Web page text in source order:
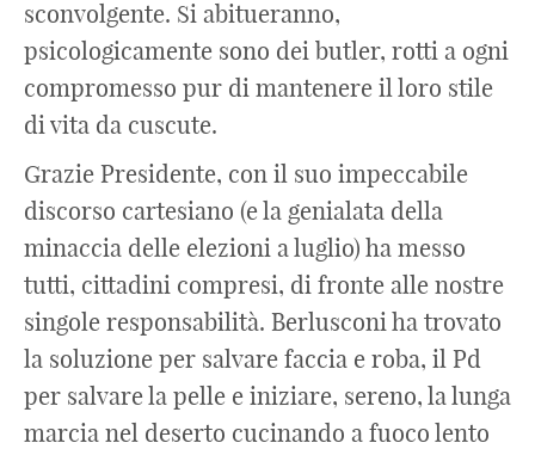
sconvolgente. Si abitueranno,
psicologicamente sono dei butler, rotti a ogni
compromesso pur di mantenere il loro stile
di vita da cuscute.
Grazie Presidente, con il suo impeccabile
discorso cartesiano (e la genialata della
minaccia delle elezioni a luglio) ha messo
tutti, cittadini compresi, di fronte alle nostre
singole responsabilità. Berlusconi ha trovato
la soluzione per salvare faccia e roba, il Pd
per salvare la pelle e iniziare, sereno, la lunga
marcia nel deserto cucinando a fuoco lento